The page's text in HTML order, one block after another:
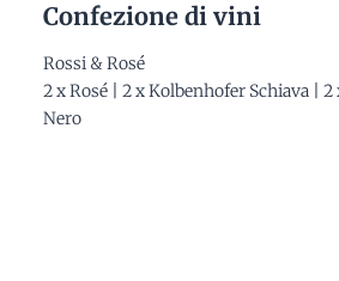
Confezione di vini
Rossi & Rosé
2 x Rosé | 2 x Kolbenhofer Schiava |
Nero